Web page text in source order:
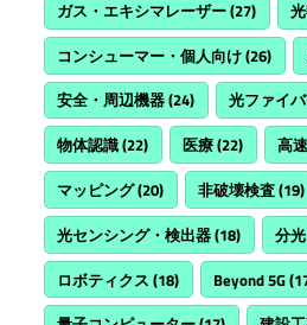
ガス・エキシマレーザー(27)
コンシューマー・個人向け(26)
安全・周辺機器(24) 光ファイ
物体認識(22) 医療(22) 高
マッピング(20) 非破壊検査(19)
光センシング・検出器(18) 分光
ロボティクス (18) Beyond 5G